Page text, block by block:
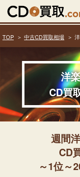
TOP 中古CD買取相場
洋
CD買
週間
CD
～1位～